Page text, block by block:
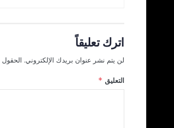
اترك تعليقاً
لن يتم نشر عنوان بريدك الإلكتروني. الحقول
التعليق *